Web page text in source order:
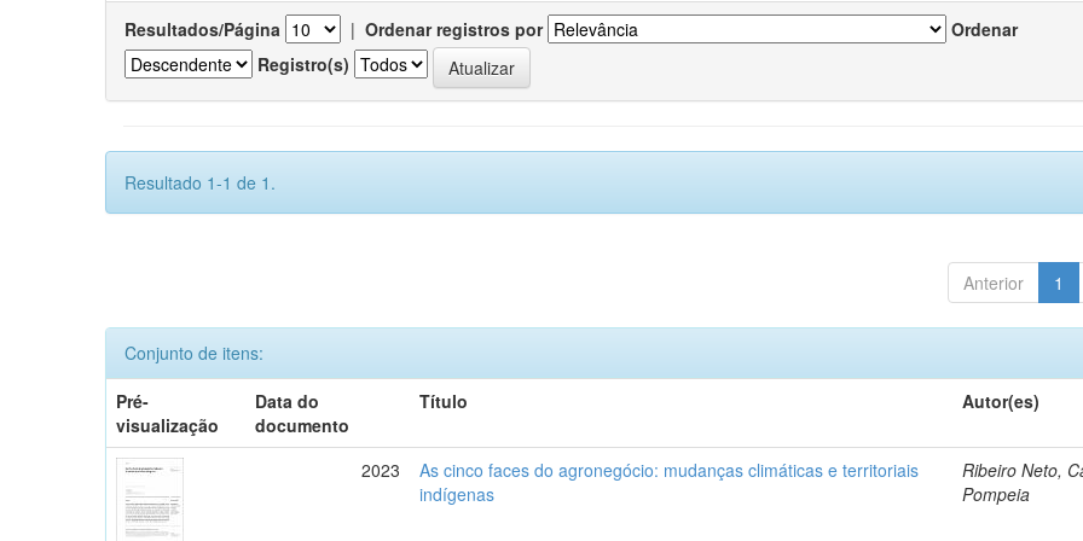
Resultados/Página | Ordenar registros por
Ordenar
Registro(s)
Resultado 1-1 de 1.
Anterior 1
Conjunto de itens:
Pré-
visualização
Data do
documento
Título Autor(es)
2023
As cinco faces do agronegócio: mudanças climáticas e territoriais
indígenas
Ribeiro Neto,
Pompeia